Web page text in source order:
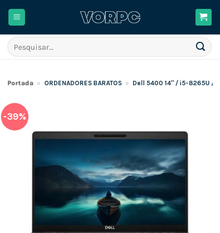
Pesquisar
por:
Portada » ORDENADORES BARATOS » Dell 5400 14″ / i5-8265U /
-39%